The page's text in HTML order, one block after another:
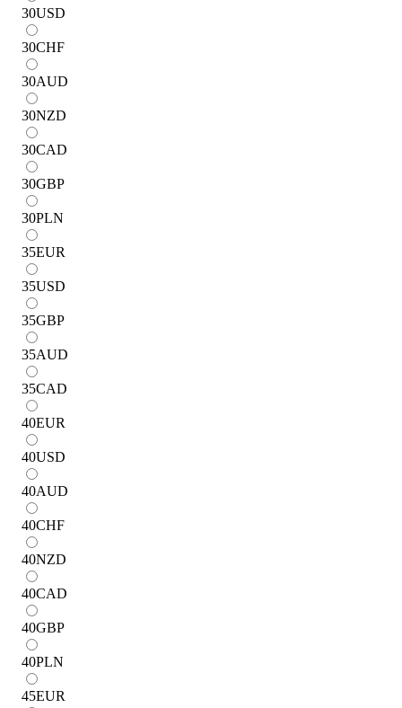
30USD
30CHF
30AUD
30NZD
30CAD
30GBP
30PLN
35EUR
35USD
35GBP
35AUD
35CAD
40EUR
40USD
40AUD
40CHF
40NZD
40CAD
40GBP
40PLN
45EUR